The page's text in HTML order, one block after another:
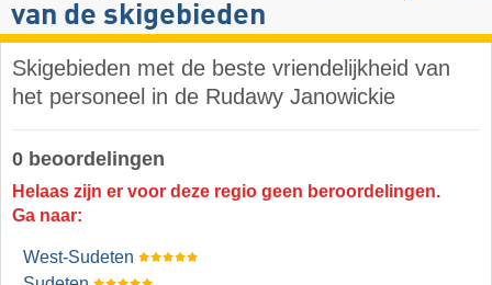
van de skigebieden
Skigebieden met de beste vriendelijkheid van
het personeel in de Rudawy Janowickie
0 beoordelingen
Helaas zijn er voor deze regio geen beroordelingen.
Ga naar:
West-Sudeten